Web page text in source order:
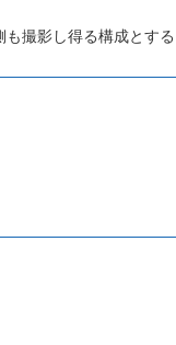
撮影し得る構成とする